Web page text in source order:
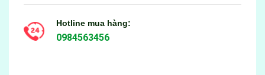
Hotline mua hàng:
0984563456